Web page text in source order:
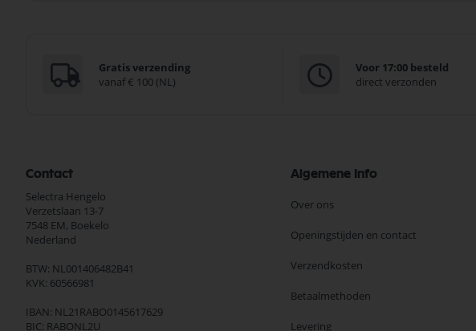
Gratis verzending
vanaf € 100 (NL)
Voor 17:00 besteld
direct verzonden
Contact
Selectra Hengelo
Verzetslaan 13-7
7548 EM, Boekelo
Nederland
BTW: NL001406482B41
KVK: 60566981
IBAN: NL21RABO0145617629
BIC: RABONL2U
Algemene Info
Over ons
Openingstijden en contact
Verzendkosten
Betaalmethoden
Levering